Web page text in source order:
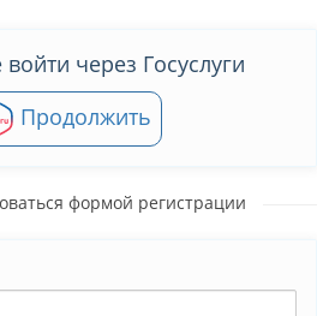
через Госуслуги
Продолжить
формой регистрации